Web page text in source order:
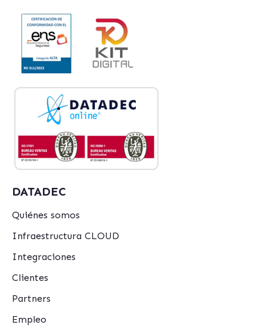
DATADEC
Quiénes somos
Infraestructura CLOUD
Integraciones
Clientes
Partners
Empleo